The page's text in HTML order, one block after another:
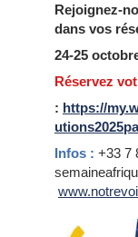
Rejoignez-
dans vos
24-25
️Réservez
: https://
Infos : +33 7